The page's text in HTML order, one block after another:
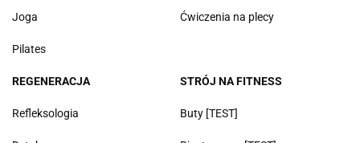
Joga
Pilates
Ćwiczenia na plecy
REGENERACJA
Refleksologia
STRÓJ NA FITNESS
Buty [TEST]